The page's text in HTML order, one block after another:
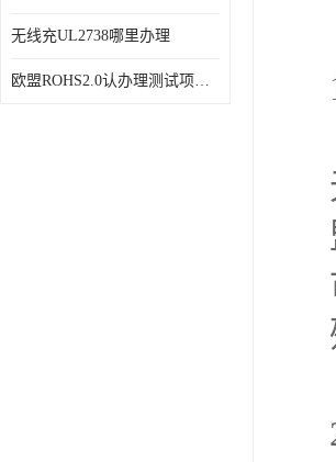
无线充UL2738哪里办理
欧盟ROHS2.0认办理测试项目有哪些